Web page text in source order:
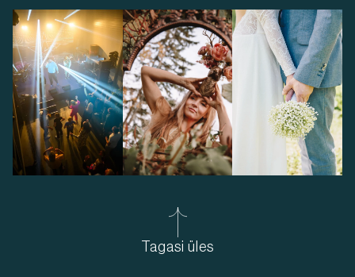
Tagasi üles